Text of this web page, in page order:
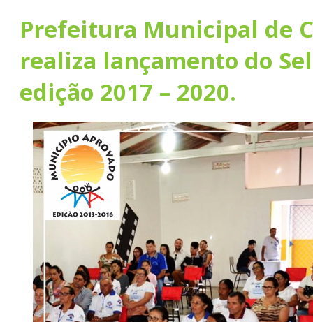
Prefeitura Municipal de
realiza lançamento do
edição 2017 – 2020.